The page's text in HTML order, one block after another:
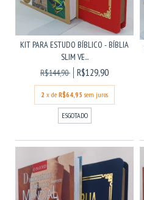
KIT PARA ESTUDO BÍBLICO - BÍBLIA
SLIM VE...
R$144,90
R$129,90
2 x de R$64,95 sem juros
ESGOTADO